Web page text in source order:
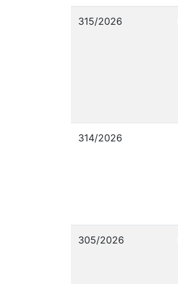
315/2026
314/2026
305/2026